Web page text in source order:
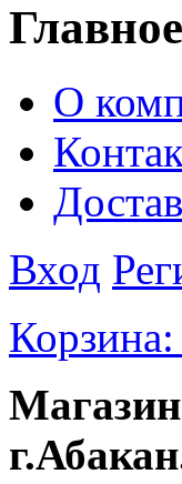
О
Вход
Корзина: